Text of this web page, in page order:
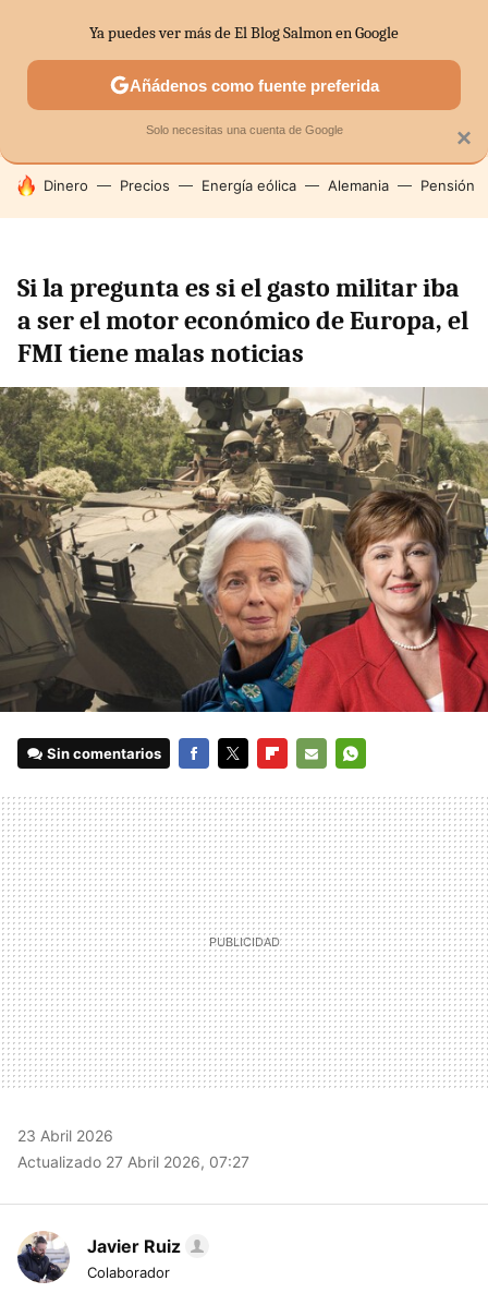
SECTORES ECONOMÍA DOMÉSTICA MERCADOS
HOY SE HABLA DE
Dinero Precios Energía eólica Alemania Pensión
Si la pregunta es si el gasto militar iba
a ser el motor económico de Europa, el
FMI tiene malas noticias
Sin comentarios
MAIL
23 Abril 2026
Actualizado 27 Abril 2026, 07:27
Javier Ruiz
Colaborador
×
Ya puedes ver más de El Blog Salmon en Google
Añádenos como fuente preferida
Solo necesitas una cuenta de Google